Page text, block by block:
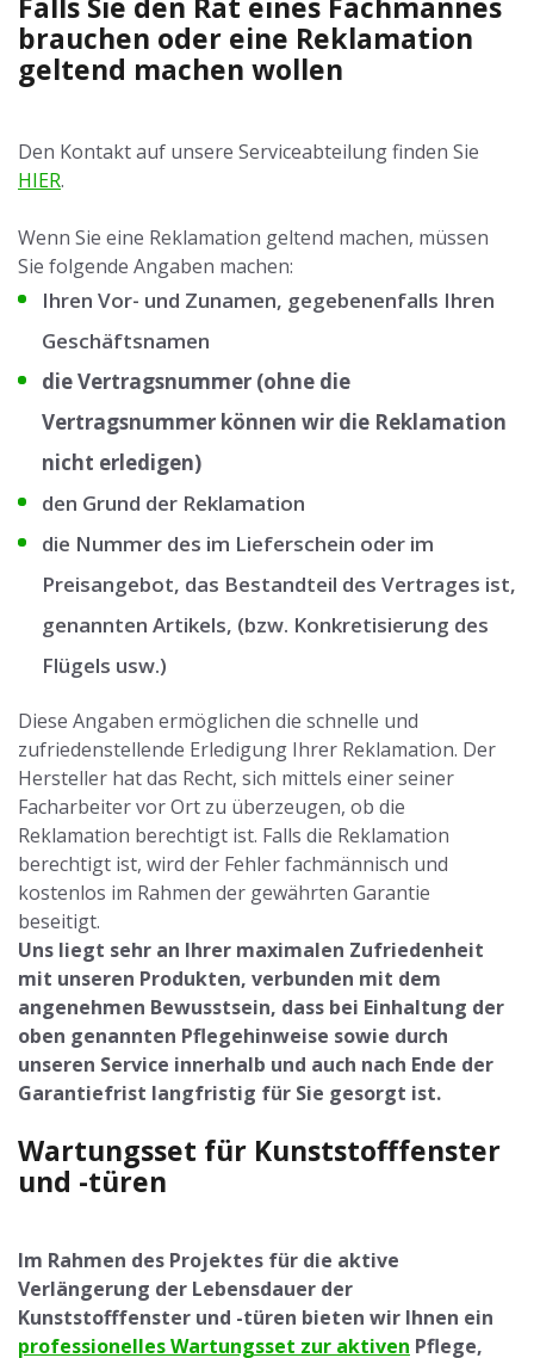
brauchen oder eine Reklamation
geltend machen wollen
Den Kontakt auf unsere Serviceabteilung finden Sie
HIER.
Wenn Sie eine Reklamation geltend machen, müssen
Sie folgende Angaben machen:
Ihren Vor- und Zunamen, gegebenenfalls Ihren
Geschäftsnamen
die Vertragsnummer (ohne die
Vertragsnummer können wir die Reklamation
nicht erledigen)
den Grund der Reklamation
die Nummer des im Lieferschein oder im
Preisangebot, das Bestandteil des Vertrages ist,
genannten Artikels, (bzw. Konkretisierung des
Flügels usw.)
Diese Angaben ermöglichen die schnelle und
zufriedenstellende Erledigung Ihrer Reklamation. Der
Hersteller hat das Recht, sich mittels einer seiner
Facharbeiter vor Ort zu überzeugen, ob die
Reklamation berechtigt ist. Falls die Reklamation
berechtigt ist, wird der Fehler fachmännisch und
kostenlos im Rahmen der gewährten Garantie
beseitigt.
Uns liegt sehr an Ihrer maximalen Zufriedenheit
mit unseren Produkten, verbunden mit dem
angenehmen Bewusstsein, dass bei Einhaltung der
oben genannten Pflegehinweise sowie durch
unseren Service innerhalb und auch nach Ende der
Garantiefrist langfristig für Sie gesorgt ist.
Wartungsset für Kunststofffenster
und -türen
Im Rahmen des Projektes für die aktive
Verlängerung der Lebensdauer der
Kunststofffenster und -türen bieten wir Ihnen ein
professionelles Wartungsset zur aktiven Pflege,